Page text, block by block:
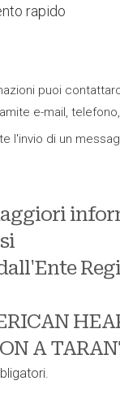
rapido
puoi
e-mail,
l'invio di un
A